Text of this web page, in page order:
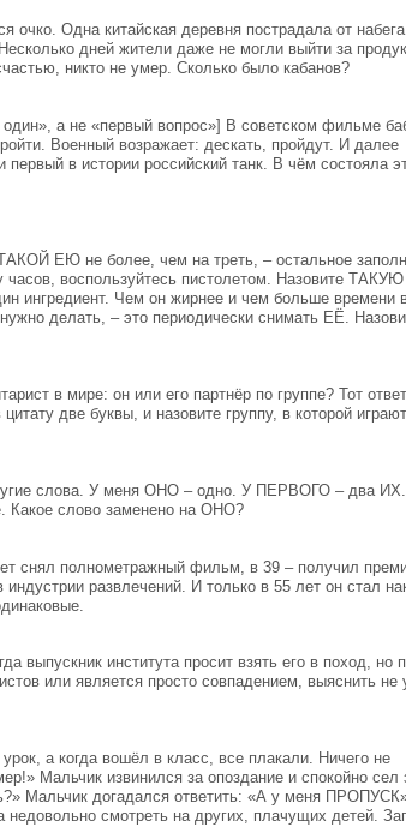
очко. Одна китайская деревня пострадала от
дней жители даже не могли выйти за
никто не умер. Сколько было кабанов?
а не «первый вопрос»] В советском фильме
Военный возражает: дескать, пройдут. И далее
первый в истории российский танк. В чём состояла
ЕЮ не более, чем на треть, – остальное
воспользуйтесь пистолетом. Назовите
ингредиент. Чем он жирнее и чем больше времени
делать, – это периодически снимать ЕЁ.
в мире: он или его партнёр по группе? Тот
две буквы, и назовите группу, в которой
слова. У меня ОНО – одно. У ПЕРВОГО – два
Какое слово заменено на ОНО?
снял полнометражный фильм, в 39 – получил
развлечений. И только в 55 лет он стал
выпускник института просит взять его в поход, но
или является просто совпадением, выяснить не
а когда вошёл в класс, все плакали. Ничего не
Мальчик извинился за опоздание и спокойно сел
Мальчик догадался ответить: «А у меня
смотреть на других, плачущих детей.